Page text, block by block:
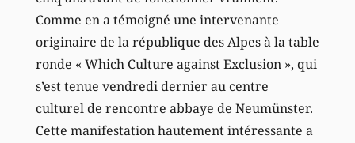
Comme en a témoigné une intervenante
originaire de la république des Alpes à la table
ronde « Which Culture against Exclusion », qui
s’est tenue vendredi dernier au centre
culturel de rencontre abbaye de Neumünster.
Cette manifestation hautement intéressante a